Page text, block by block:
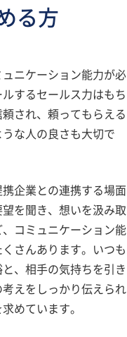
る方
ニケーション能力が必
するセールス力はもち
され、頼ってもらえる
な人の良さも大切で
企業との連携する場面
を聞き、想いを汲み取
コミュニケーション能
さんあります。いつも
、相手の気持ちを引き
えをしっかり伝えられ
めています。